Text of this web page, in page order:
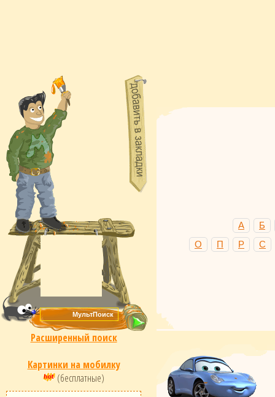
Расширенный поиск
Картинки на мобилку
(бесплатные)
А
Б
О
П Р С